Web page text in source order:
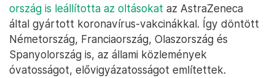
ország is leállította az oltásokat az AstraZeneca
által gyártott koronavírus-vakcinákkal. Így döntött
Németország, Franciaország, Olaszország és
Spanyolország is, az állami közlemények
óvatosságot, elővigyázatosságot említettek.